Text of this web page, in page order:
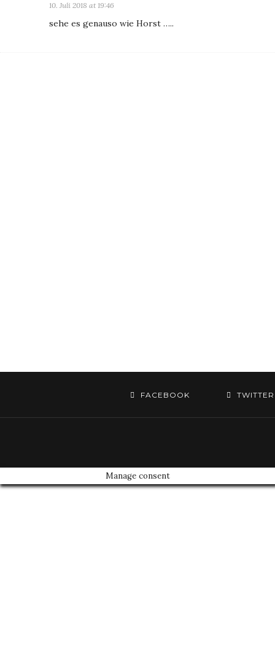
10. Juli 2018 at 19:46
sehe es genauso wie Horst …..
FACEBOOK TWITTER
Manage consent